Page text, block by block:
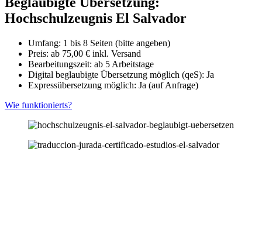
Hochschulzeugnis El Salvador
Umfang: 1 bis 8 Seiten (bitte angeben)
Preis: ab 75,00 € inkl. Versand
Bearbeitungszeit: ab 5 Arbeitstage
Digital beglaubigte Übersetzung möglich (qeS): Ja
Expressübersetzung möglich: Ja (auf Anfrage)
Wie funktionierts?